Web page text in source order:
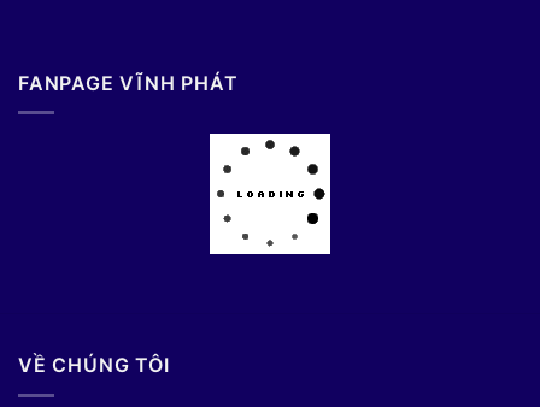
FANPAGE VĨNH PHÁT
VỀ CHÚNG TÔI